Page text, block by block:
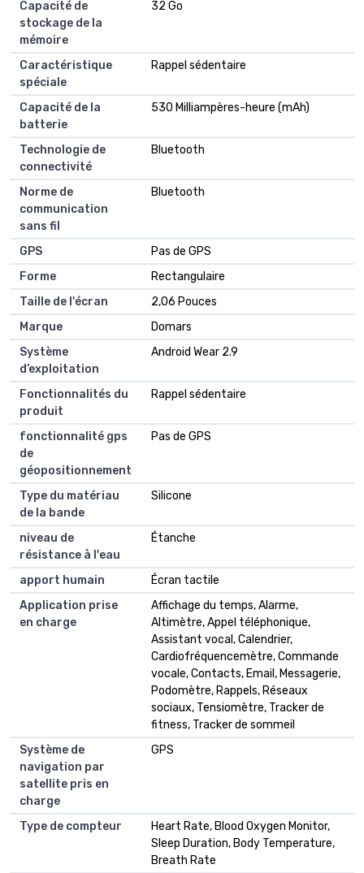
Capacité de
stockage de la
mémoire
32 Go
Caractéristique
spéciale
Rappel sédentaire
Capacité de la
batterie
530 Milliampères-heure (mAh)
Technologie de
connectivité
Bluetooth
Norme de
communication
sans fil
Bluetooth
GPS
Pas de GPS
Forme
Rectangulaire
Taille de l'écran
2,06 Pouces
Marque
Domars
Système
d’exploitation
Android Wear 2.9
Fonctionnalités du
produit
Rappel sédentaire
fonctionnalité gps
de
géopositionnement
Pas de GPS
Type du matériau
de la bande
Silicone
niveau de
résistance à l'eau
Étanche
apport humain
Écran tactile
Application prise
en charge
Affichage du temps, Alarme,
Altimètre, Appel téléphonique,
Assistant vocal, Calendrier,
Cardiofréquencemètre, Commande
vocale, Contacts, Email, Messagerie,
Podomètre, Rappels, Réseaux
sociaux, Tensiomètre, Tracker de
fitness, Tracker de sommeil
Système de
navigation par
satellite pris en
charge
GPS
Type de compteur
Heart Rate, Blood Oxygen Monitor,
Sleep Duration, Body Temperature,
Breath Rate